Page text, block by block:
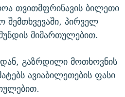
თვითმფრინავის ბილეთი
შემთხვევაში, პირველ
მიმართულებით.
გაზრდილი მოთხოვნის
ავიაბილეთების ფასი